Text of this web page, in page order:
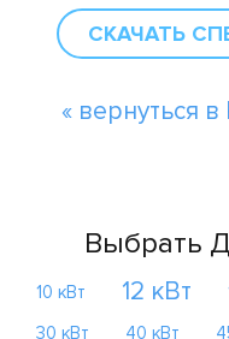
СКАЧАТЬ
« вернуться
Выбрать
10 кВт 12 кВт
30 кВт 40 кВт